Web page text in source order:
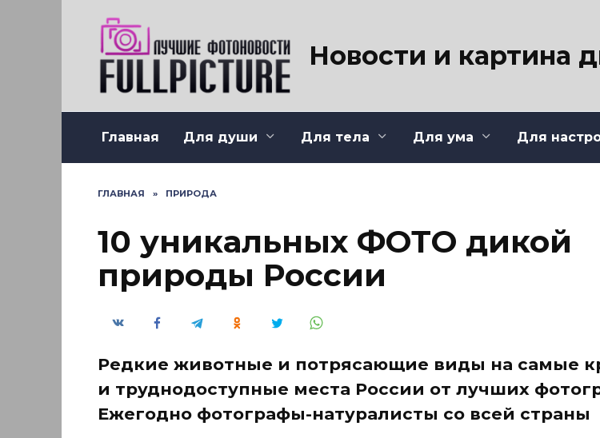
Новости и картина
Главная Для души Для тела Для ума Для
ГЛАВНАЯ » ПРИРОДА
10 уникальных ФОТО дикой
природы России
Редкие животные и потрясающие виды на самые
и труднодоступные места России от лучших
Ежегодно фотографы-натуралисты со всей страны